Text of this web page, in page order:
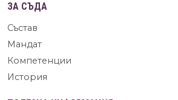
ЗА СЪДА
Състав
Мандат
Компетенции
История